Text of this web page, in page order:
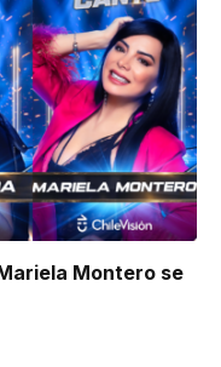
Montero se